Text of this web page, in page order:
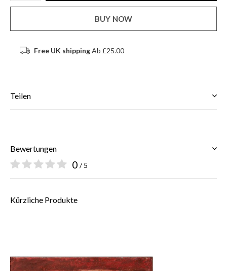
BUY NOW
Free UK shippingAb £25.00
Teilen
Bewertungen
0 / 5
Kürzliche Produkte